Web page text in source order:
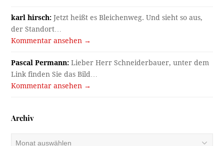
karl hirsch: Jetzt heißt es Bleichenweg. Und sieht so aus,
der Standort…
Kommentar ansehen →
Pascal Permann: Lieber Herr Schneiderbauer, unter dem
Link finden Sie das Bild…
Kommentar ansehen →
Archiv